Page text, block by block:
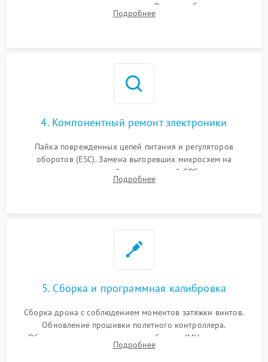
трехосевого подвеса камеры. Очистка объектива,
восстановление механизма фокусировки. Установка новых
Подробнее
4. Компонентный ремонт электроники
Пайка поврежденных цепей питания и регуляторов
оборотов (ESC). Замена выгоревших микросхем на
материнской плате, модулей GPS
Подробнее
5. Сборка и программная калибровка
Сборка дрона с соблюдением моментов затяжки винтов.
Обновление прошивки полетного контроллера.
Обязательная программная калибровка IMU-сенсоров,
компаса, датчиков позиционирования и горизонта подвеса
Подробнее